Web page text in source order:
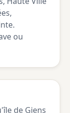
ou
de Giens